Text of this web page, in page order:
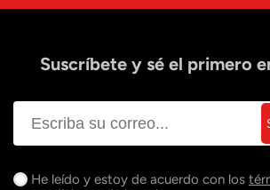
Suscríbete y sé el primero
He leído y estoy de acuerdo con los